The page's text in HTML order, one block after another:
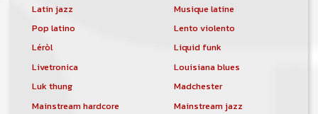
Latin jazz
Musique latine
Pop latino
Lento violento
Léròl
Liquid funk
Livetronica
Louisiana blues
Luk thung
Madchester
Mainstream hardcore
Mainstream jazz
de développement du site, et peut-être
une campagne de communication. Il va
comptabilité sera totalement publique
visible directement sur le site.
Un nouveau service de petites annonces
pour musicien vous est proposé sur le